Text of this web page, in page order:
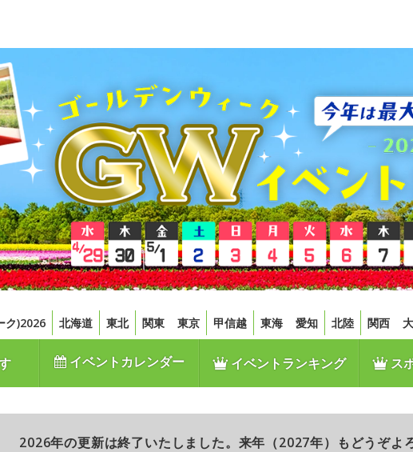
ク)2026 北海道 東北 関東 東京 甲信越 東海 愛知 北陸 関西
イベントカレンダー イベントランキング ス
2026年の更新は終了いたしました。来年（2027年）もどうぞよ